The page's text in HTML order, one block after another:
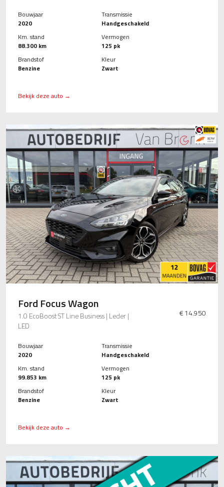
Bouwjaar
2020
Km. stand
88.300 km
Brandstof
Benzine
Transmissie
Handgeschakeld
Vermogen
125 pk
Kleur
Zwart
Bekijk deze auto →
Ford Focus Wagon
1.0 EcoBoost ST Line Business | Leder |
LED
€ 14.950
Bouwjaar
2020
Km. stand
99.853 km
Brandstof
Benzine
Transmissie
Handgeschakeld
Vermogen
125 pk
Kleur
Zwart
Bekijk deze auto →